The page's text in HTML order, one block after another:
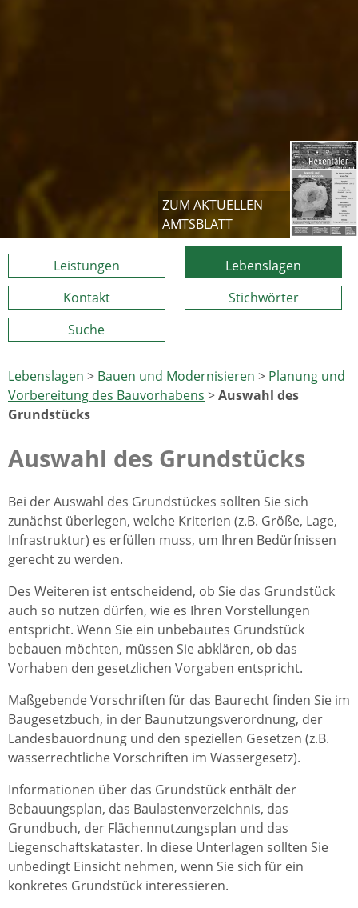
ZUM AKTUELLEN
AMTSBLATT
Leistungen
Lebenslagen
Kontakt
Stichwörter
Suche
Lebenslagen > Bauen und Modernisieren > Planung und
Vorbereitung des Bauvorhabens >Auswahl des
Grundstücks
Auswahl des Grundstücks
Bei der Auswahl des Grundstückes sollten Sie sich
zunächst überlegen, welche Kriterien (z.B. Größe, Lage,
Infrastruktur) es erfüllen muss, um Ihren Bedürfnissen
gerecht zu werden.
Des Weiteren ist entscheidend, ob Sie das Grundstück
auch so nutzen dürfen, wie es Ihren Vorstellungen
entspricht. Wenn Sie ein unbebautes Grundstück
bebauen möchten, müssen Sie abklären, ob das
Vorhaben den gesetzlichen Vorgaben entspricht.
Maßgebende Vorschriften für das Baurecht finden Sie im
Baugesetzbuch, in der Baunutzungsverordnung, der
Landesbauordnung und den speziellen Gesetzen (z.B.
wasserrechtliche Vorschriften im Wassergesetz).
Informationen über das Grundstück enthält der
Bebauungsplan, das Baulastenverzeichnis, das
Grundbuch, der Flächennutzungsplan und das
Liegenschaftskataster. In diese Unterlagen sollten Sie
unbedingt Einsicht nehmen, wenn Sie sich für ein
konkretes Grundstück interessieren.